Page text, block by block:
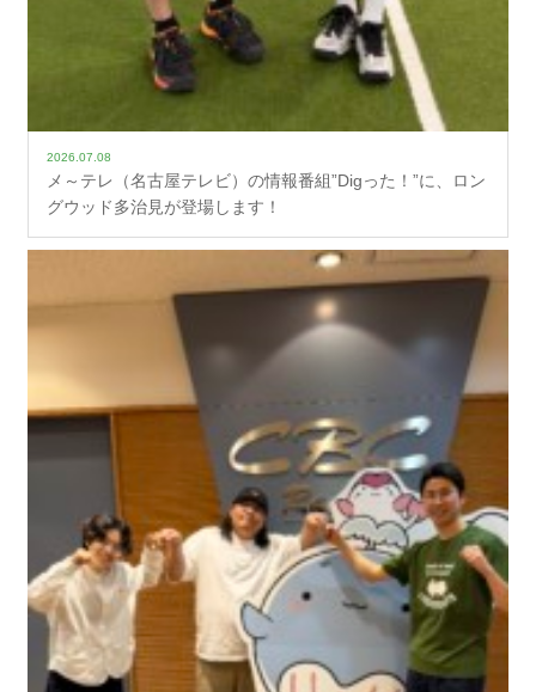
2026.07.08
メ～テレ（名古屋テレビ）の情報番組”Digった！”に、ロン
グウッド多治見が登場します！